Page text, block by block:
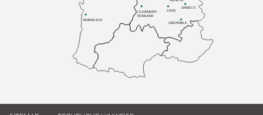
BORDEAUX
CLERMONT-
FERRAND
LYON
ANNECY
GRENOBLE